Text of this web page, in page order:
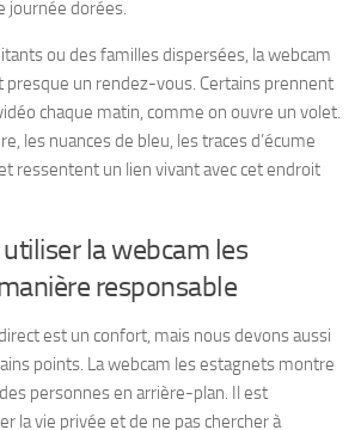
journée dorées.
ou des familles dispersées, la webcam
presque un rendez-vous. Certains prennent
chaque matin, comme on ouvre un volet.
les nuances de bleu, les traces d’écume
ressentent un lien vivant avec cet endroit
la webcam les
responsable
est un confort, mais nous devons aussi
points. La webcam les estagnets montre
personnes en arrière-plan. Il est
la vie privée et de ne pas chercher à